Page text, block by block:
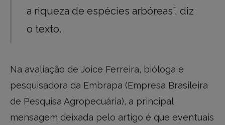
a riqueza de espécies arbóreas”, diz
o texto.
Na avaliação de Joice Ferreira, bióloga e
pesquisadora da Embrapa (Empresa Brasileira
de Pesquisa Agropecuária), a principal
mensagem deixada pelo artigo é que eventuais